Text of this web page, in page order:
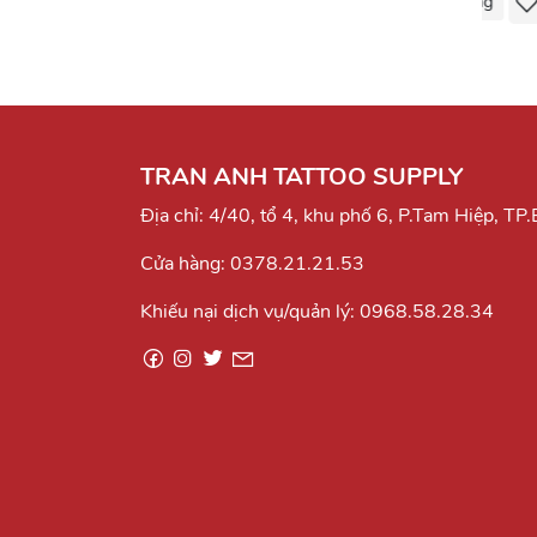
TRAN ANH TATTOO SUPPLY
Địa chỉ: 4/40, tổ 4, khu phố 6, P.Tam Hiệp,
Cửa hàng: 0378.21.21.53
Khiếu nại dịch vụ/quản lý: 0968.58.28.34